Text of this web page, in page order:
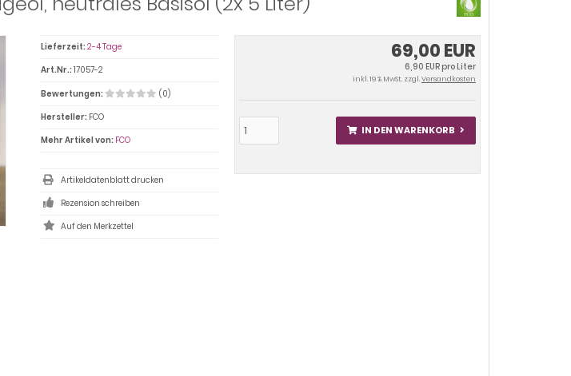
69,00 EUR
6,90 EUR pro Liter
inkl. 19 % MwSt. zzgl.Versandkosten
IN DEN WARENKORB
Lieferzeit: 2-4 Tage
Art.Nr.: 17057-2
Bewertungen:
(0)
Hersteller: FCO
Mehr Artikel von: FCO
Artikeldatenblatt drucken
Rezension schreiben